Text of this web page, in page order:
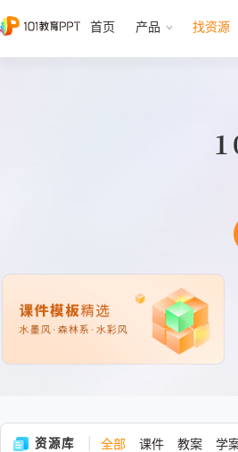
首页 产品 找资源
资源库 全部 课件 教案 学